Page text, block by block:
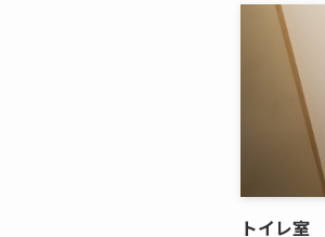
トイレ室